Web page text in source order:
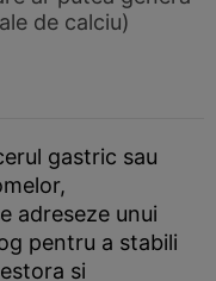
de calciu)
gastric sau
adreseze unui
pentru a stabili
si